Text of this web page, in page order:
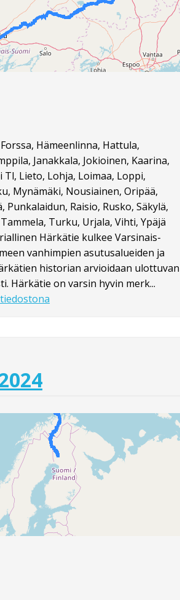
Hämeenlinna, Hattula,
Janakkala, Jokioinen, Kaarina,
Tl, Lieto, Lohja, Loimaa, Loppi,
Mynämäki, Nousiainen, Oripää,
Punkalaidun, Raisio, Rusko, Säkylä,
Turku, Urjala, Vihti, Ypäjä
Härkätie kulkee Varsinais-
vanhimpien asutusalueiden ja
historian arvioidaan ulottuvan
Härkätie on varsin hyvin merk...